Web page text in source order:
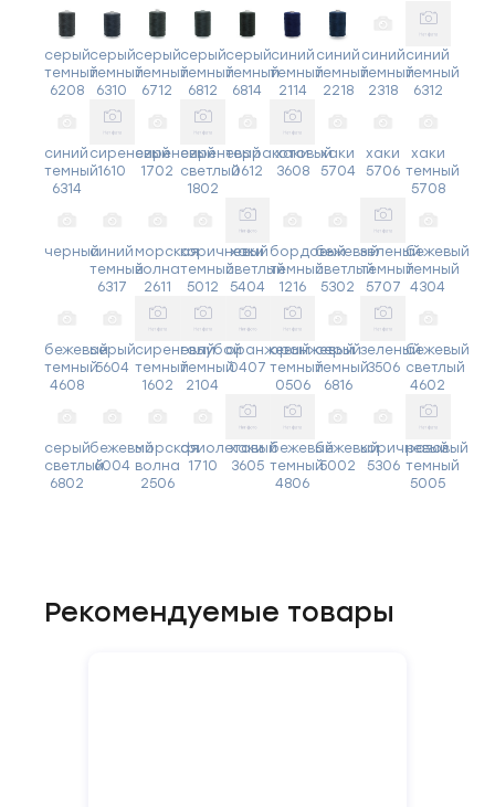
серый
темный
6208
серый
темный
6310
серый
темный
6712
серый
темный
6812
серый
темный
6814
синий
темный
2114
синий
темный
2218
синий
темный
2318
синий
темный
6312
синий
темный
6314
сиреневый
1610
сиреневый
1702
сиреневый
светлый
1802
терракотовый
0612
хаки
3608
хаки
5704
хаки
5706
хаки
темный
5708
черныйсиний
темный
6317
морская
волна
2611
коричневый
темный
5012
хаки
светлый
5404
бордовый
темный
1216
бежевый
светлый
5302
зеленый
темный
5707
бежевый
темный
4304
бежевый
темный
4608
серый
5604
сиреневый
темный
1602
голубой
темный
2104
оранжевый
0407
оранжевый
темный
0506
серый
темный
6816
зеленый
3506
бежевый
светлый
4602
серый
светлый
6802
бежевый
6004
морская
волна
2506
фиолетовый
1710
хаки
3605
бежевый
темный
4806
бежевый
5002
коричневый
5306
розовый
темный
5005
Рекомендуемые товары